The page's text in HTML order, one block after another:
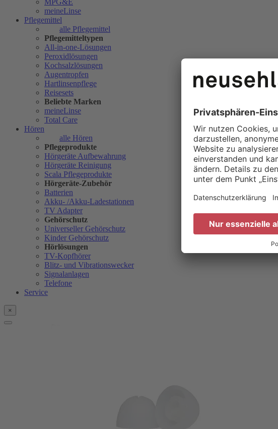
MPG&E
meineLinse
Pflegemittel
alle Pflegemittel
Pflegemitteltypen
All-in-one-Lösungen
Peroxidlösungen
Kochsalzlösungen
Augentropfen
Hartlinsenpflege
Reisesets
Beliebte Marken
meineLinse
Total Care
Hören
alle Hören
Pflegeprodukte
Hörgeräte Aufbewahrung
Hörgeräte Reinigung
Scala Pflegeprodukte
Hörgeräte-Zubehör
Batterien
Akku- /Akku-Ladestationen
TV Adapter
Gehörschutz
Universeller Gehörschutz
Kinder Gehörschutz
Hörlösungen
TV-Kopfhörer
Blitz- und Vibrationswecker
Signalanlagen
Telefone
Service
×